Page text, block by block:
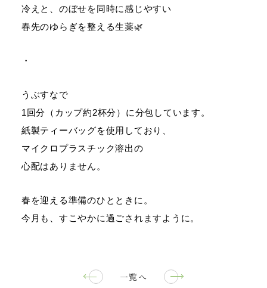
冷えと、のぼせを同時に感じやすい
春先のゆらぎを整える生薬🌿
・
うぶすなで
1回分（カップ約2杯分）に分包しています。
紙製ティーバッグを使用しており、
マイクロプラスチック溶出の
心配はありません。
春を迎える準備のひとときに。
今月も、すこやかに過ごされますように。
一覧へ